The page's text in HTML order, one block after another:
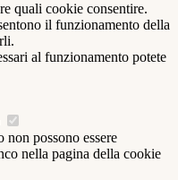
quali cookie consentire.
il funzionamento della
al funzionamento potete
possono essere
nella pagina della cookie